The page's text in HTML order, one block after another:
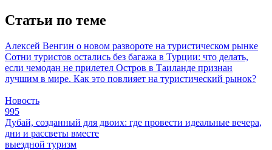
Статьи по теме
Алексей Венгин о новом развороте на туристическом рынке
Сотни туристов остались без багажа в Турции: что делать,
если чемодан не прилетел Остров в Таиланде признан
лучшим в мире. Как это повлияет на туристический рынок?
Новость
995
Дубай, созданный для двоих: где провести идеальные вечера,
дни и рассветы вместе
выездной туризм